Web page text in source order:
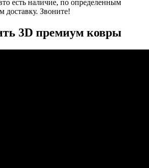
есть наличие, по определенным
доставку. Звоните!
3D премиум ковры